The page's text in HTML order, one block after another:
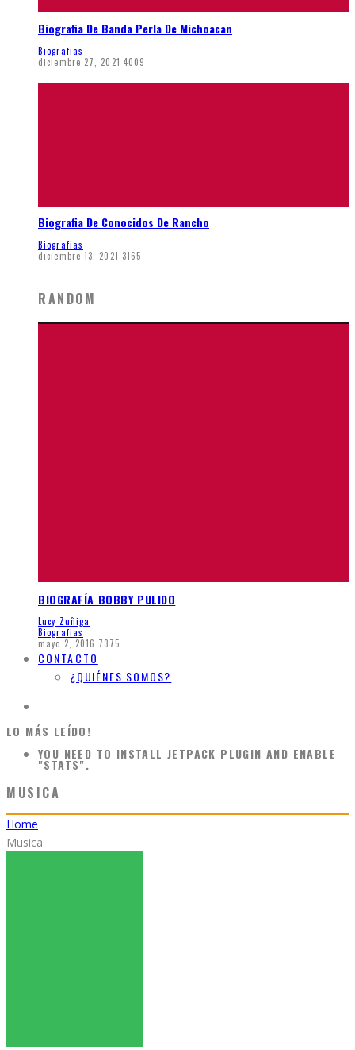
Biografia De Banda Perla De Michoacan
Biografias
diciembre 27, 2021 4009
Biografia De Conocidos De Rancho
Biografias
diciembre 13, 2021 3165
RANDOM
BIOGRAFÍA BOBBY PULIDO
Lucy Zuñiga
Biografias
mayo 2, 2016 7375
CONTACTO
¿QUIÉNES SOMOS?
LO MÁS LEÍDO!
YOU NEED TO INSTALL JETPACK PLUGIN AND ENABLE
"STATS".
MUSICA
Home
Musica